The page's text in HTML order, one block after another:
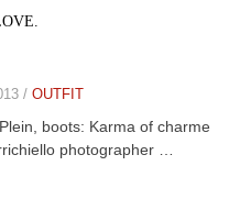
/ OUTFIT
boots: Karma of charme
photographer …